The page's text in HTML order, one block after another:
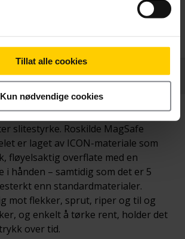
Tillat alle cookies
Kun nødvendige cookies
slitestyrke. Roskilde MagSafe
er laget av ICON-materiale som
fløyelsaktig overflate med en
i hånden – samtidig som det er 5
enn standardmaterialer.
mot flekker, sprut, riper og til og
og enkelt å tørke rent, holder det
over tid.